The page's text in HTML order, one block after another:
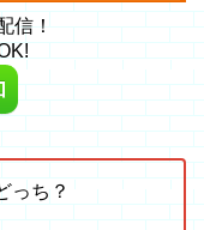
信！
っち？